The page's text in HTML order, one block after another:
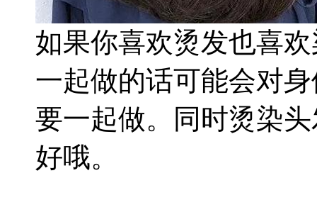
如果你喜欢烫发也喜
一起做的话可能会对
要一起做。同时烫染
好哦。